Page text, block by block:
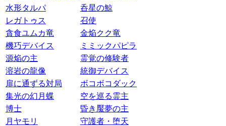
水形タルパ
呑星の鯨
レガトゥス
召使
貪食ユムカ竜
金焔クク竜
機巧デバイス
ミミックパピラ
源焔の主
霊覚の修験者
溶岩の龍像
統御デバイス
扉に通ずる対局
ボコボコダック
集光の幻月蝶
空を巡る霊主
博士
昏き魘夢の主
月ヤモリ
守護者・堕天